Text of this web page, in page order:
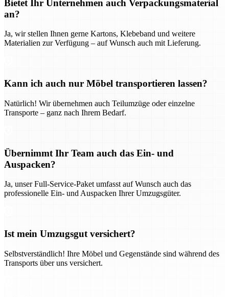
Bietet Ihr Unternehmen auch Verpackungsmaterial
an?
Ja, wir stellen Ihnen gerne Kartons, Klebeband und weitere
Materialien zur Verfügung – auf Wunsch auch mit Lieferung.
Kann ich auch nur Möbel transportieren lassen?
Natürlich! Wir übernehmen auch Teilumzüge oder einzelne
Transporte – ganz nach Ihrem Bedarf.
Übernimmt Ihr Team auch das Ein- und
Auspacken?
Ja, unser Full-Service-Paket umfasst auf Wunsch auch das
professionelle Ein- und Auspacken Ihrer Umzugsgüter.
Ist mein Umzugsgut versichert?
Selbstverständlich! Ihre Möbel und Gegenstände sind während des
Transports über uns versichert.